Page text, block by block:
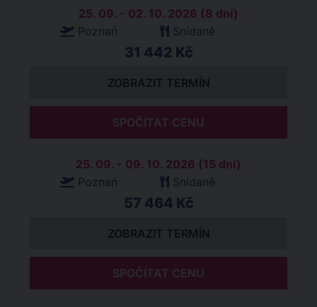
25. 09. - 02. 10. 2026 (8 dní)
Poznań
Snídaně
31 442 Kč
ZOBRAZIT TERMÍN
SPOČÍTAT CENU
25. 09. - 09. 10. 2026 (15 dní)
Poznań
Snídaně
57 464 Kč
ZOBRAZIT TERMÍN
SPOČÍTAT CENU